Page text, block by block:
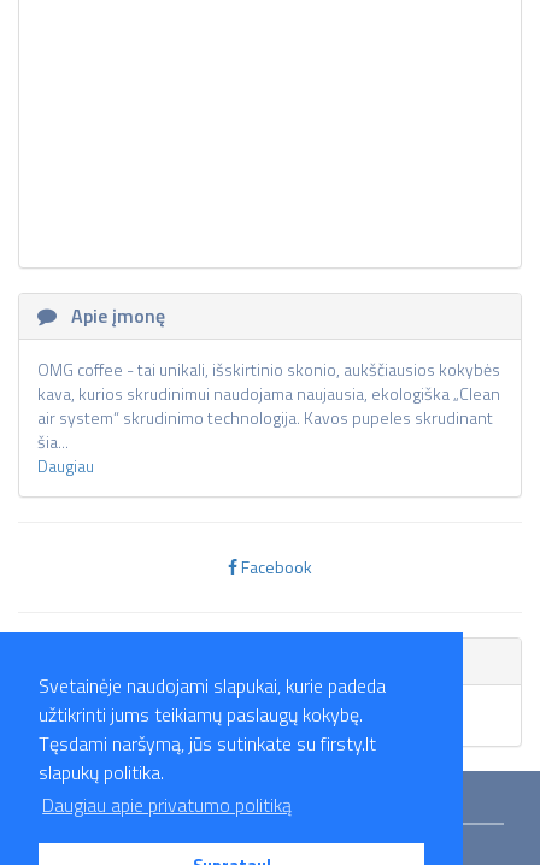
Svetainėje naudojami slapukai, kurie padeda
užtikrinti jums teikiamų paslaugų kokybę.
Tęsdami naršymą, jūs sutinkate su firsty.lt
slapukų politika.
Daugiau apie privatumo politiką
Apie įmonę
OMG coffee - tai unikali, išskirtinio skonio, aukščiausios kokybės
kava, kurios skrudinimui naudojama naujausia, ekologiška „Clean
air system“ skrudinimo technologija. Kavos pupeles skrudinant
šia...
Daugiau
Facebook
Skelbimų nėra.
Mokymai Straipsniai Darbo skelbimai
Apie mus Kontaktai Privatumo politika